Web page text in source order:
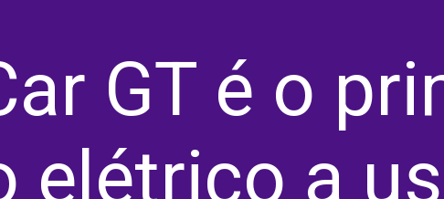
GT é o
elétrico a